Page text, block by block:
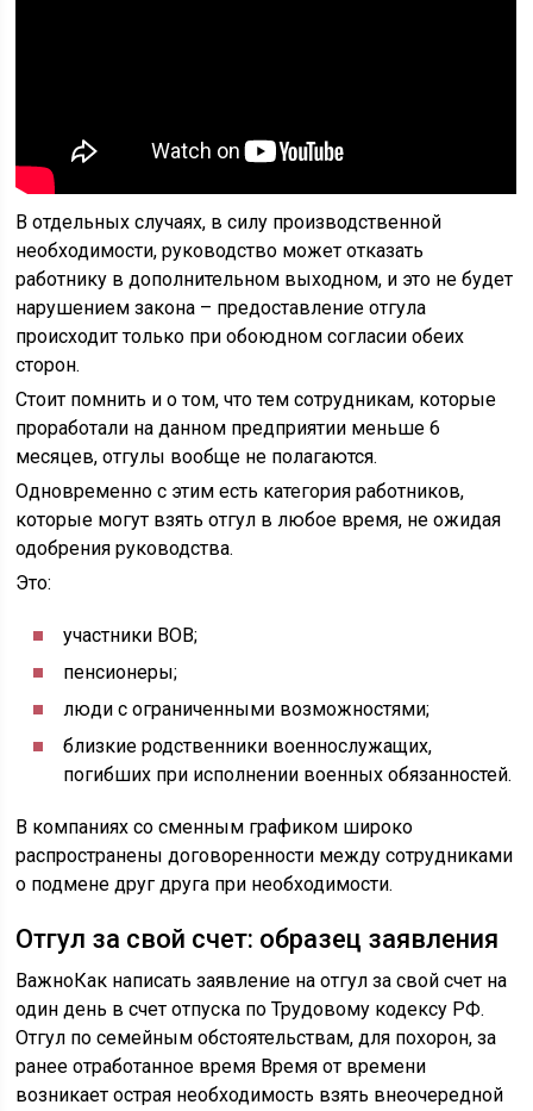
В отдельных случаях, в силу производственной
необходимости, руководство может отказать
работнику в дополнительном выходном, и это не будет
нарушением закона – предоставление отгула
происходит только при обоюдном согласии обеих
сторон.
Стоит помнить и о том, что тем сотрудникам, которые
проработали на данном предприятии меньше 6
месяцев, отгулы вообще не полагаются.
Одновременно с этим есть категория работников,
которые могут взять отгул в любое время, не ожидая
одобрения руководства.
Это:
участники ВОВ;
пенсионеры;
люди с ограниченными возможностями;
близкие родственники военнослужащих,
погибших при исполнении военных обязанностей.
В компаниях со сменным графиком широко
распространены договоренности между сотрудниками
о подмене друг друга при необходимости.
Отгул за свой счет: образец заявления
ВажноКак написать заявление на отгул за свой счет на
один день в счет отпуска по Трудовому кодексу РФ.
Отгул по семейным обстоятельствам, для похорон, за
ранее отработанное время Время от времени
возникает острая необходимость взять внеочередной